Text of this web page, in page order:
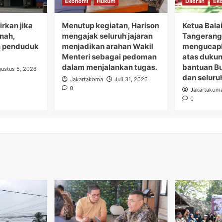
jika
penduduk
5, 2026
Menutup kegiatan, Harison
mengajak seluruh jajaran
menjadikan arahan Wakil
Menteri sebagai pedoman
dalam menjalankan tugas.
Jakartakoma
Juli 31, 2026
0
Ketua
atas
bantuan
dan
0